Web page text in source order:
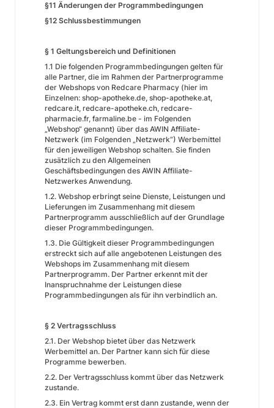
§11 Änderungen der Programmbedingungen
§12 Schlussbestimmungen
§ 1 Geltungsbereich und Definitionen
1.1 Die folgenden Programmbedingungen gelten für
alle Partner, die im Rahmen der Partnerprogramme
der Webshops von Redcare Pharmacy (hier im
Einzelnen: shop-apotheke.de, shop-apotheke.at,
redcare.it, redcare-apotheke.ch, redcare-
pharmacie.fr, farmaline.be - im Folgenden
„Webshop“ genannt) über das AWIN Affiliate-
Netzwerk (im Folgenden „Netzwerk“) Werbemittel
für den jeweiligen Webshop schalten. Sie finden
zusätzlich zu den Allgemeinen
Geschäftsbedingungen des AWIN Affiliate-
Netzwerkes Anwendung.
1.2. Webshop erbringt seine Dienste, Leistungen und
Lieferungen im Zusammenhang mit diesem
Partnerprogramm ausschließlich auf der Grundlage
dieser Programmbedingungen.
1.3. Die Gültigkeit dieser Programmbedingungen
erstreckt sich auf alle angebotenen Leistungen des
Webshops im Zusammenhang mit diesem
Partnerprogramm. Der Partner erkennt mit der
Inanspruchnahme der Leistungen diese
Programmbedingungen als für ihn verbindlich an.
§ 2 Vertragsschluss
2.1. Der Webshop bietet über das Netzwerk
Werbemittel an. Der Partner kann sich für diese
Programme bewerben.
2.2. Der Vertragsschluss kommt über das Netzwerk
zustande.
2.3. Ein Vertrag kommt erst dann zustande, wenn der